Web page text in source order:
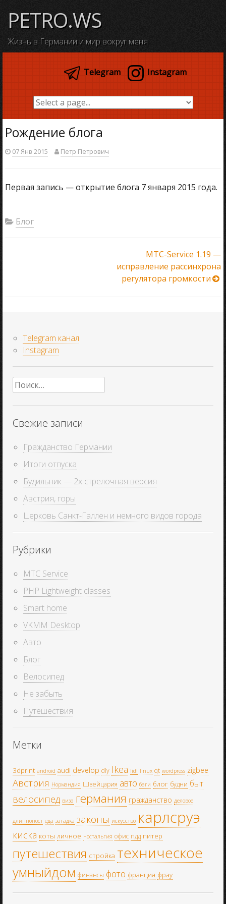
content
PETRO.WS
Жизнь в Германии и мир вокруг меня
Telegram Instagram
Рождение блога
07 Янв 2015 Петр Петрович
Первая запись — открытие блога 7 января 2015 года.
Блог
MTC-Service 1.19 —
исправление рассинхрона
регулятора громкости
Telegram канал
Instagram
Найти:
Свежие записи
Гражданство Германии
Итоги отпуска
Будильник — 2х стрелочная версия
Австрия, горы
Церковь Санкт-Галлен и немного видов города
Рубрики
MTC Service
PHP Lightweight classes
Smart home
VKMM Desktop
Авто
Блог
Велосипед
Не забыть
Путешествия
Метки
3dprint android audi develop diy Ikea lidl linux qt wordpress zigbee
Австрия Нормандия Швейцария авто баги блог будни быт
велосипед виза германия гражданство деловое
длиннопост еда загадка законы искусство карлсруэ
киска коты личное ностальгия офис пдд питер
путешествия стройка техническое
умныйдом финансы фото франция фрау